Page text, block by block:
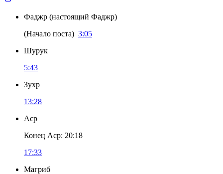
Фаджр (настоящий Фаджр)
(Начало поста) 3:05
Шурук
5:43
Зухр
13:28
Аср
Конец Аср: 20:18
17:33
Магриб